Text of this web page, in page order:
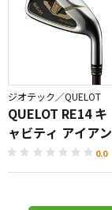
ジオテック／QUELOT
QUELOT RE14 キ
ャビティ アイアン
0.0